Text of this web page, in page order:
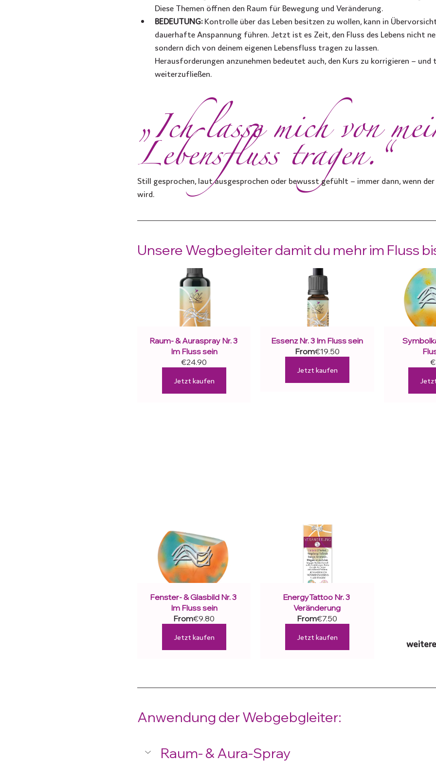
Diese Themen öffnen den Raum für Bewegung und Veränderung.
BEDEUTUNG: Kontrolle über das Leben besitzen zu wollen, kann in
dauerhafte Anspannung führen. Jetzt ist es Zeit, den Fluss des Lebens nicht
sondern dich von deinem eigenen Lebensfluss tragen zu lassen.
Herausforderungen anzunehmen bedeutet auch, den Kurs zu korrigieren –
weiterzufließen.
„Ich lasse mich von
Lebensfluss tragen.“
Still gesprochen, laut ausgesprochen oder bewusst gefühlt – immer dann, wenn
wird.
Unsere Wegbegleiter damit du mehr im Fluss
Raum- & Auraspray Nr. 3
Im Fluss sein
€24.90
Jetzt kaufen
Essenz Nr. 3 Im Fluss sein
From€19.50
Jetzt kaufen
Fenster- & Glasbild Nr. 3
Im Fluss sein
From€9.80
Jetzt kaufen
EnergyTattoo Nr. 3
Veränderung
From€7.50
Jetzt kaufen
Anwendung der Webgebgleiter:
Raum- & Aura-Spray